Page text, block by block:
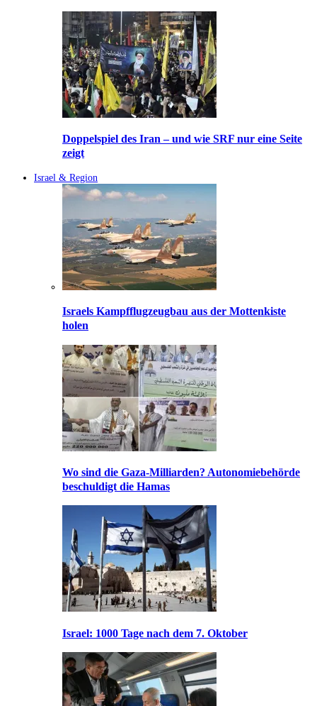
Doppelspiel des Iran – und wie SRF nur eine Seite
zeigt
Israel & Region
Israels Kampfflugzeugbau aus der Mottenkiste
holen
Wo sind die Gaza-Milliarden? Autonomiebehörde
beschuldigt die Hamas
Israel: 1000 Tage nach dem 7. Oktober